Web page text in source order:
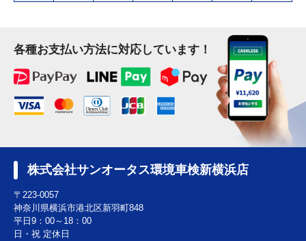
各種お支払い方法に対応しています！
株式会社サンオータス環境車検新横浜店
〒223-0057
神奈川県横浜市港北区新羽町848
平日9：00～18：00
日・祝 定休日